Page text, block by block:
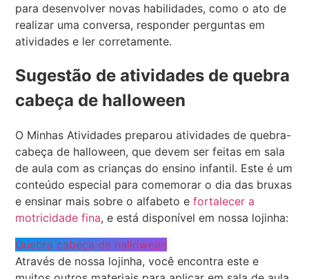
para desenvolver novas habilidades, como o ato de
realizar uma conversa, responder perguntas em
atividades e ler corretamente.
Sugestão de atividades de quebra
cabeça de halloween
O Minhas Atividades preparou atividades de quebra-
cabeça de halloween, que devem ser feitas em sala
de aula com as crianças do ensino infantil. Este é um
conteúdo especial para comemorar o dia das bruxas
e ensinar mais sobre o alfabeto efortalecer a
motricidade fina, e está disponível em nossa lojinha:
Quebra cabeça de halloween
Através de nossa lojinha, você encontra este e